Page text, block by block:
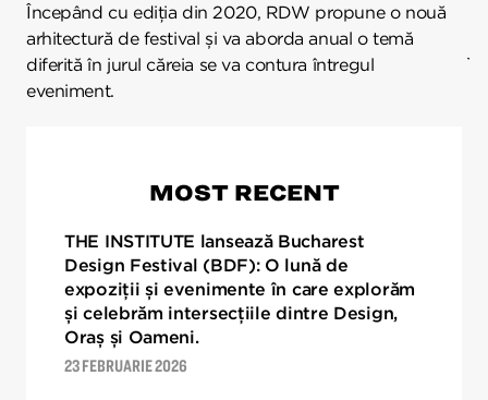
Începând cu ediția din 2020, RDW propune o nouă
arhitectură de festival și va aborda anual o temă
diferită în jurul căreia se va contura întregul
eveniment.
MOST RECENT
THE INSTITUTE lansează Bucharest
Design Festival (BDF): O lună de
expoziții și evenimente în care explorăm
și celebrăm intersecțiile dintre Design,
Oraș și Oameni.
23 FEBRUARIE 2026